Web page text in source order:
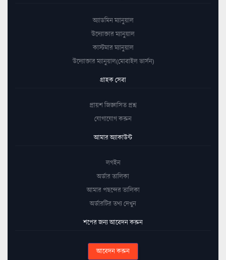
অ্যাডমিন ম্যানুয়াল
উদ্যোক্তার ম্যানুয়াল
কাস্টমার ম্যানুয়াল
উদ্যোক্তার ম্যানুয়াল(মোবাইল ভার্সন)
গ্রাহক সেবা
প্রায়শ জিজ্ঞাসিত প্রশ্ন
যোগাযোগ করুন
আমার অ্যাকাউন্ট
লগইন
অর্ডার তালিকা
আমার পছন্দের তালিকা
অর্ডারটির তথ্য দেখুন
শপের জন্য আবেদন করুন
আবেদন করুন